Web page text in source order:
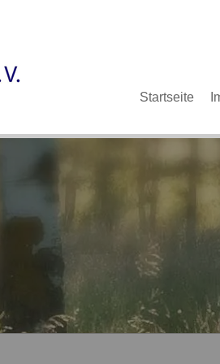
Navigation
überspringen
Startseite